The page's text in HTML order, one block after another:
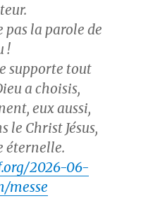
pas la parole de
!
supporte tout
a choisis,
eux aussi,
le Christ Jésus,
éternelle.
2026-06-
messe